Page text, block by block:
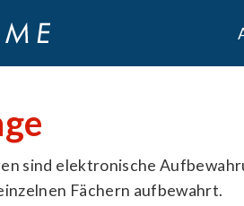
sind elektronische
Fächern aufbewahrt.